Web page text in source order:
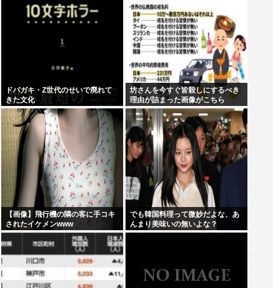
ゼロ」
ドパガキ・Z世代のせいで廃れて
きた文化
坊さんを今すぐ皆殺しにするべき
理由が詰まった画像がこちら
【画像】飛行機の隣の客に手コキ
されたイケメンwww
でも韓国料理って微妙だよな、あ
んまり美味いの無いよな？